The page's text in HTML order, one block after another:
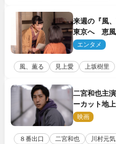
来週の『風
東京へ 恵風
エンタメ
風、薫る 見上愛 上坂樹里
二宮和也主
ーカット地
コメント到着
映画
８番出口 二宮和也 川村元気